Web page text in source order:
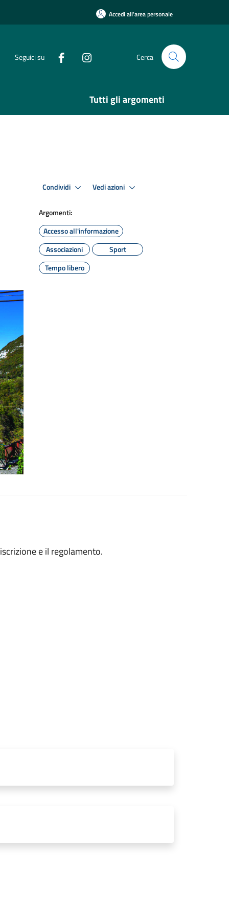
Accedi all'area personale
Seguici su Cerca
Tutti gli argomenti
Condividi Vedi azioni
Argomenti:
Accesso all'informazione
Associazioni
Sport
Tempo libero
e il regolamento.